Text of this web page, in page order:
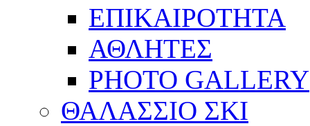
ΕΠΙΚΑΙΡΟΤΗΤΑ
ΑΘΛΗΤΕΣ
PHOTO GALLERY
ΘΑΛΑΣΣΙΟ ΣΚΙ